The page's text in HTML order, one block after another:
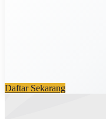
Daftar Sekarang